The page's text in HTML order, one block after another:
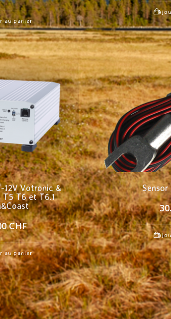
au panier
12V Votronic &
T6 et T6.1
CHF
au panier